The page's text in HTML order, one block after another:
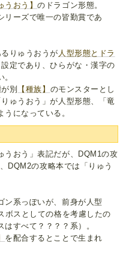
うおう】のドラゴン形態。
リーズで唯一の皆勤賞であ
りゅうおうが 人型形態とドラ
設定であり、ひらがな・漢字の
別
【種族】 のモンスターとし
ゅうおう」が人型形態、「竜
になっている。
うおう」表記だが、DQM1の攻
DQM2の攻略本では「りゅう
ン系っぽいが、前身が人型
ボスとしての格を考慮したの
すべて？？？？系）。
を配合するとことで生まれ